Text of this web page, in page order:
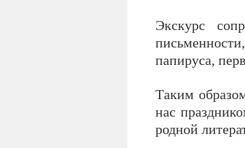
Экскурс
папируса,
Таким
нас
родной